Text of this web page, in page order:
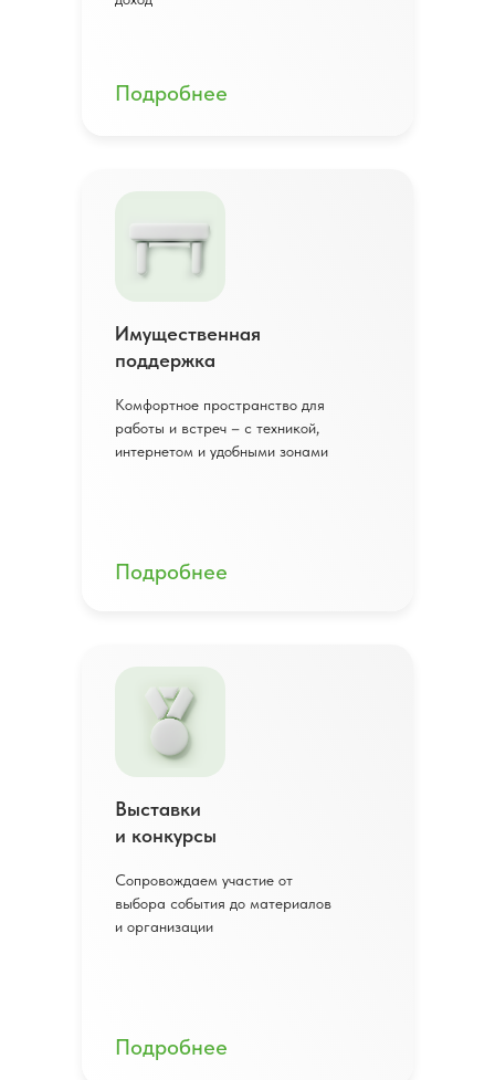
Подробнее
Комфортное пространство для
работы и встреч – с техникой,
интернетом и удобными зонами
Имущественная
поддержка
Подробнее
Сопровождаем участие от
выбора события до материалов
и организации
Выставки
и конкурсы
Подробнее